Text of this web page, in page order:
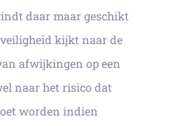
daar maar geschikt
kijkt naar de
afwijkingen op een
naar het risico dat
worden indien